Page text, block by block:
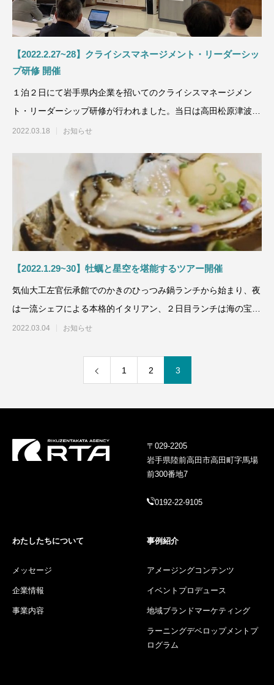
【2022.2.27~28】クライシスマネージメント・リーダーシッ
プ研修 開催
１泊２日にて岩手県内企業を招いてのクライシスマネージメン
ト・リーダーシップ研修が行われました。当日は高田松原津波復
興祈念公園のパー
2022.03.18 お知らせ
【2022.1.29~30】牡蠣と星空を堪能するツアー開催
気仙大工左官伝承館でのかきのひっつみ鍋ランチから始まり、夜
は一流シェフによる本格的イタリアン、２日目ランチは海の宝石
箱蒸しの牡蠣尽くし。加
2022.03.04 お知らせ
1 2 3
〒029-2205
岩手県陸前高田市高田町字馬場
前300番地7
0192-22-9105
わたしたちについて
メッセージ
企業情報
事業内容
事例紹介
アメージングコンテンツ
イベントプロデュース
地域ブランドマーケティング
ラーニングデベロップメントプ
ログラム